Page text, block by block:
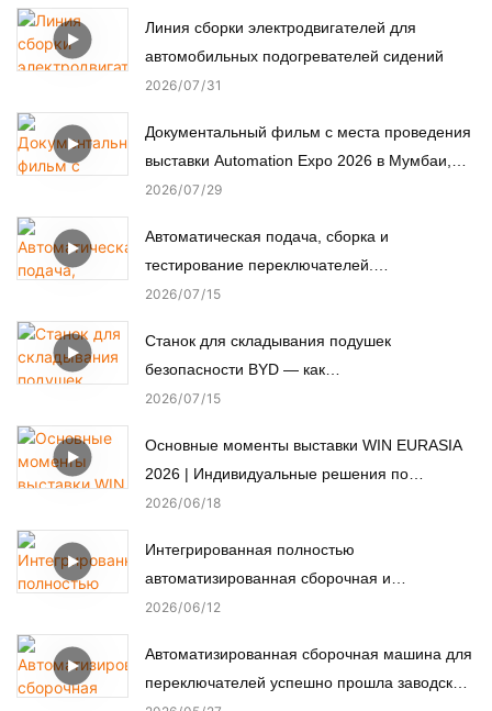
Линия сборки электродвигателей для
автомобильных подогревателей сидений
2026 07 31
Документальный фильм с места проведения
выставки Automation Expo 2026 в Мумбаи,
Индия.
2026 07 29
Автоматическая подача, сборка и
тестирование переключателей.
Автоматизированная сборочная машина.
2026 07 15
Станок для складывания подушек
безопасности BYD — как
автоматизированное производство
2026 07 15
Основные моменты выставки WIN EURASIA
2026 | Индивидуальные решения по
автоматизации для электроники,
промышленности
2026 06 18
Интегрированная полностью
автоматизированная сборочная и
испытательная линия для нестандартных
2026 06 12
Автоматизированная сборочная машина для
переключателей успешно прошла заводские